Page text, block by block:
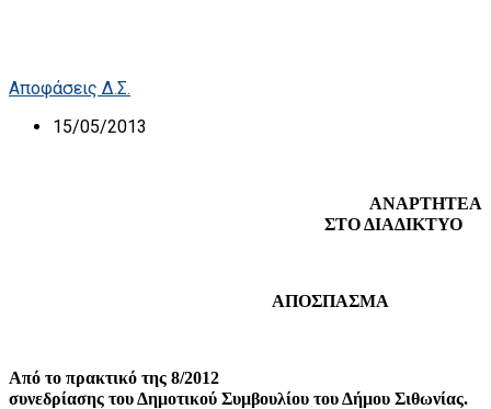
Αποφάσεις Δ.Σ.
15/05/2013
ΑΝΑΡΤΗΤΕΑ
ΣΤΟ ΔΙΑΔΙΚΤΥΟ
ΑΠΟΣΠΑΣΜΑ
Από το πρακτικό της 8/2012
συνεδρίασης του Δημοτικού Συμβουλίου του Δήμου Σιθωνίας.